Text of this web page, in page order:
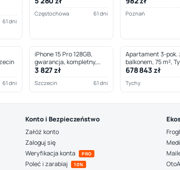
61 dni
Częstochowa 61 dni Poznań
61 dni
iPhone 15 Pro 128GB,
gwarancja, kompletny,
Szczecin
3 827 zł
Szczecin 61 dni
Apartament 3-pok.
balkonem, 75 m²,
678 843 zł
Tychy
Konto i Bezpieczeństwo
Załóż konto
Zaloguj się
Weryfikacja konta
PRO
Poleć i zarabiaj 10%